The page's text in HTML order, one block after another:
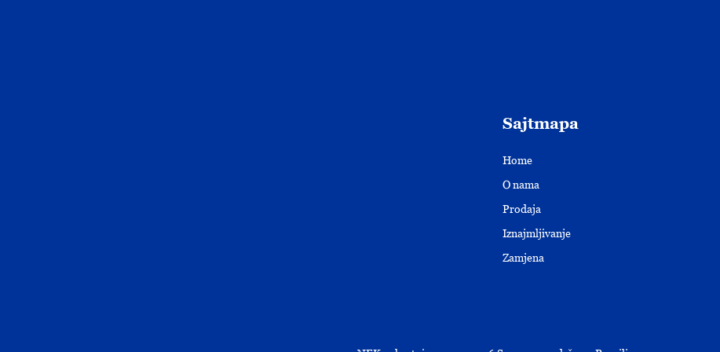
Sajtmapa
Home
O nama
Prodaja
Iznajmljivanje
Zamjena